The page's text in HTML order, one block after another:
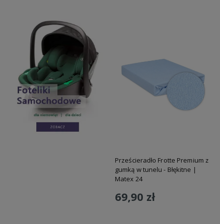
Prześcieradło Frotte Premium z
gumką w tunelu - Błękitne |
Matex 24
69,90 zł